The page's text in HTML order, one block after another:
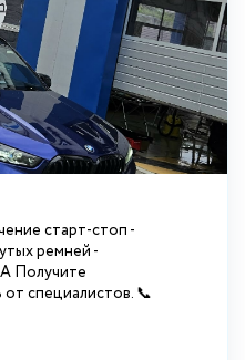
старт-стоп -
ремней -
Получите
специалистов. 📞